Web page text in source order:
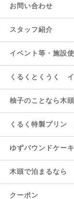
お問い合わせ
スタッフ紹介
イベント等・施設
くるくとくうく
柚子のことなら木
くるく特製プリン
ゆずパウンドケー
木頭で泊まるなら
クーポン